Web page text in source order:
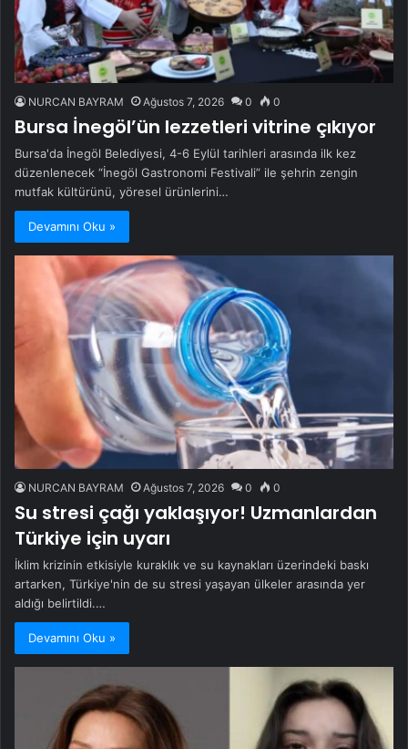
NURCAN BAYRAM Ağustos 7, 2026 0 0
Bursa İnegöl’ün lezzetleri vitrine çıkıyor
Bursa'da İnegöl Belediyesi, 4-6 Eylül tarihleri arasında ilk kez
düzenlenecek “İnegöl Gastronomi Festivali” ile şehrin zengin
mutfak kültürünü, yöresel ürünlerini…
Devamını Oku »
NURCAN BAYRAM Ağustos 7, 2026 0 0
Su stresi çağı yaklaşıyor! Uzmanlardan
Türkiye için uyarı
İklim krizinin etkisiyle kuraklık ve su kaynakları üzerindeki baskı
artarken, Türkiye'nin de su stresi yaşayan ülkeler arasında yer
aldığı belirtildi.…
Devamını Oku »